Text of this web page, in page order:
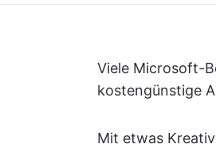
Viele Microsoft-
kostengünstige
Mit etwas